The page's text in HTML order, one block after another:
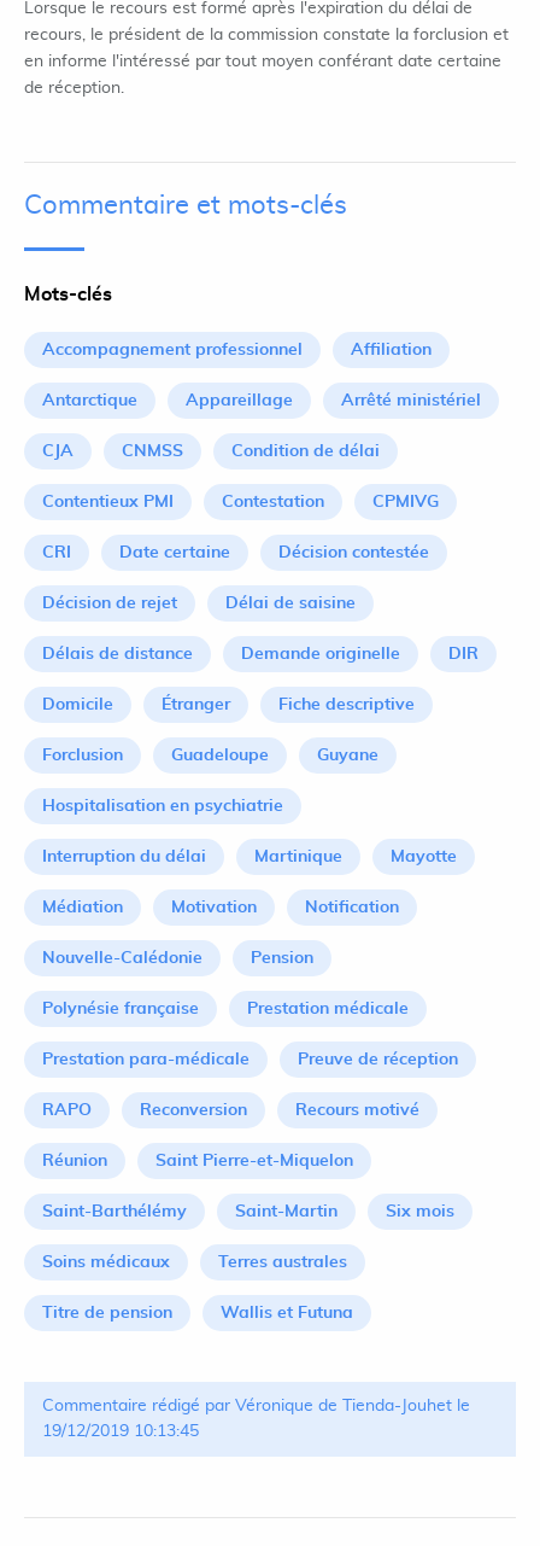
Lorsque le recours est formé après l'expiration du délai de
recours, le président de la commission constate la forclusion et
en informe l'intéressé par tout moyen conférant date certaine
de réception.
Commentaire et mots-clés
Mots-clés
Accompagnement professionnel Affiliation
Antarctique Appareillage Arrêté ministériel
CJA CNMSS Condition de délai
Contentieux PMI Contestation CPMIVG
CRI Date certaine Décision contestée
Décision de rejet Délai de saisine
Délais de distance Demande originelle DIR
Domicile Étranger Fiche descriptive
Forclusion Guadeloupe Guyane
Hospitalisation en psychiatrie
Interruption du délai Martinique Mayotte
Médiation Motivation Notification
Nouvelle-Calédonie Pension
Polynésie française Prestation médicale
Prestation para-médicale Preuve de réception
RAPO Reconversion Recours motivé
Réunion Saint Pierre-et-Miquelon
Saint-Barthélémy Saint-Martin Six mois
Soins médicaux Terres australes
Titre de pension Wallis et Futuna
Commentaire rédigé par Véronique de Tienda-Jouhet le
19/12/2019 10:13:45